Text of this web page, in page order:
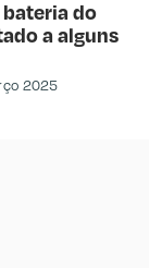
bateria do
a alguns
2025